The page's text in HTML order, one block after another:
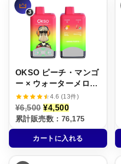
5
0
0
で
し
た
。
,
5
0
0
で
す
OKSO ピーチ・マンゴ
ー × ウォーターメロ
ン・アイス【ニコパ
フ】5%
4.6 (13件)
¥6,500 元
の
価
格
は
¥
¥4,500現
在
の
価
格
は
累計販売数：76,175
カートに入れる